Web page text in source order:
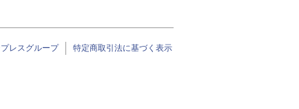
レスグループ 特定商取引法に基づく表示